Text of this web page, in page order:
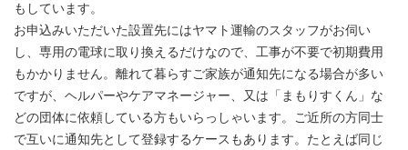
もしています。
お申込みいただいた設置先にはヤマト運輸のスタッフがお伺い
し、専用の電球に取り換えるだけなので、工事が不要で初期費用
もかかりません。離れて暮らすご家族が通知先になる場合が多い
ですが、ヘルパーやケアマネージャー、又は「まもりすくん」な
どの団体に依頼している方もいらっしゃいます。ご近所の方同士
で互いに通知先として登録するケースもあります。たとえば同じ